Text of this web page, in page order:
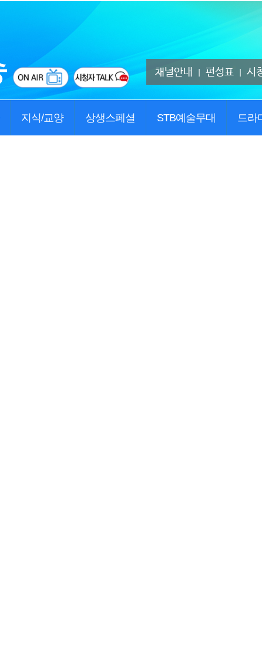
채널안내 편성표 시
지식/교양 상생스페셜 STB예술무대 드라